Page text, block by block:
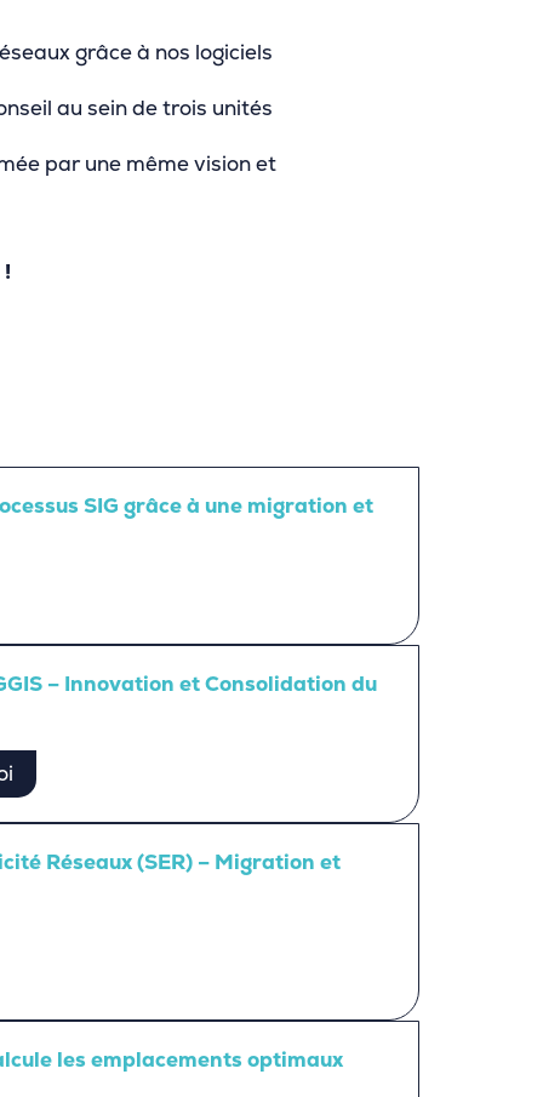
grâce à nos logiciels
au sein de trois unités
par une même vision et
SIG grâce à une migration et
– Innovation et Consolidation du
Réseaux (SER) – Migration et
les emplacements optimaux